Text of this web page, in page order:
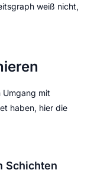
weiß nicht,
Umgang mit
haben, hier die
Schichten